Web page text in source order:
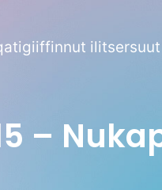
ilitsersuut
–